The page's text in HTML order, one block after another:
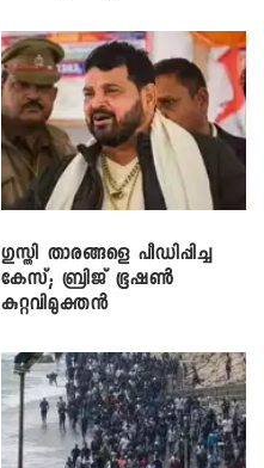
​ഗുസ്തി താരങ്ങളെ പീഡിപ്പിച്ച
കേസ്; ബ്രിജ് ഭൂഷൺ
കുറ്റവിമുക്തൻ